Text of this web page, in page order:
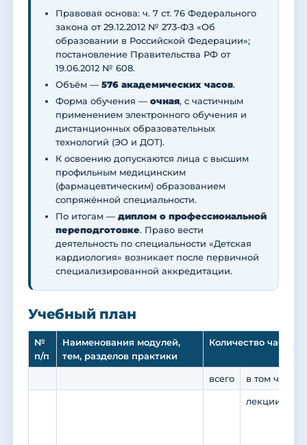
Правовая основа: ч. 7 ст. 76 Федерального
закона от 29.12.2012 № 273-ФЗ «Об
образовании в Российской Федерации»;
постановление Правительства РФ от
19.06.2012 № 608.
Объём — 576 академических часов.
Форма обучения — очная, с частичным
применением электронного обучения и
дистанционных образовательных
технологий (ЭО и ДОТ).
К освоению допускаются лица с высшим
профильным медицинским
(фармацевтическим) образованием
сопряжённой специальности.
По итогам — диплом о профессиональной
переподготовке. Право вести
деятельность по специальности «Детская
кардиология» возникает после первичной
специализированной аккредитации.
Учебный план
№
п/п
Наименования модулей,
тем, разделов практики
Количество часов
всего в том числе
лекции